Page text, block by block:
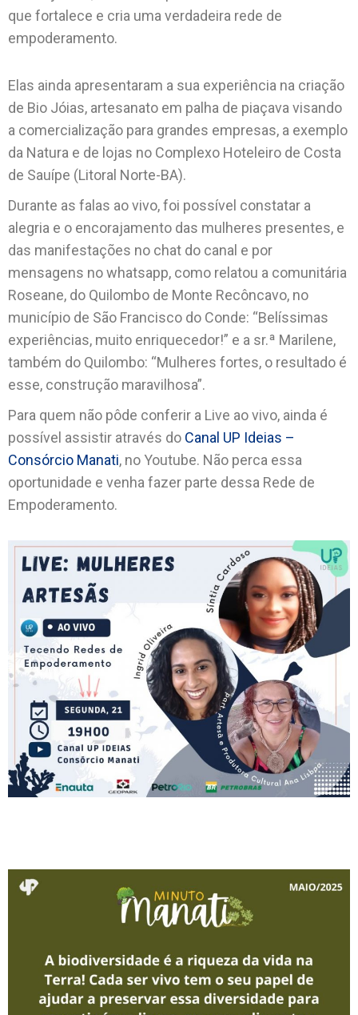
que fortalece e cria uma verdadeira rede de
empoderamento.
Elas ainda apresentaram a sua experiência na criação
de Bio Jóias, artesanato em palha de piaçava visando
a comercialização para grandes empresas, a exemplo
da Natura e de lojas no Complexo Hoteleiro de Costa
de Sauípe (Litoral Norte-BA).
Durante as falas ao vivo, foi possível constatar a
alegria e o encorajamento das mulheres presentes, e
das manifestações no chat do canal e por
mensagens no whatsapp, como relatou a comunitária
Roseane, do Quilombo de Monte Recôncavo, no
município de São Francisco do Conde: “Belíssimas
experiências, muito enriquecedor!” e a sr.ª Marilene,
também do Quilombo: “Mulheres fortes, o resultado é
esse, construção maravilhosa”.
Para quem não pôde conferir a Live ao vivo, ainda é
possível assistir através do Canal UP Ideias –
Consórcio Manati, no Youtube. Não perca essa
oportunidade e venha fazer parte dessa Rede de
Empoderamento.